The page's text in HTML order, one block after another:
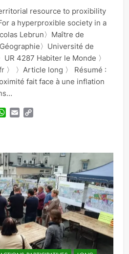
resource to proxibility
a hyperproxible society in a
Lebrun〉Maître de
〉Université de
4287 Habiter le Monde 〉
〉 〉Article long 〉 Résumé :
fait face à une inflation
WhatsApp
Email